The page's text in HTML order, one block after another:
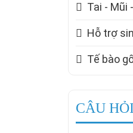
Tai - Mũi
Hỗ trợ
Tế bào
CÂU